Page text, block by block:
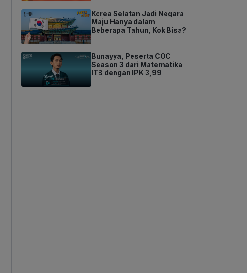
Korea Selatan Jadi Negara
Maju Hanya dalam
Beberapa Tahun, Kok Bisa?
Bunayya, Peserta COC
Season 3 dari Matematika
ITB dengan IPK 3,99